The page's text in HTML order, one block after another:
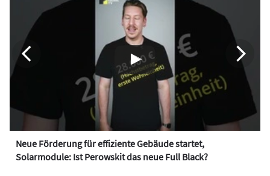
Neue Förderung für effiziente Gebäude startet,
Solarmodule: Ist Perowskit das neue Full Black?